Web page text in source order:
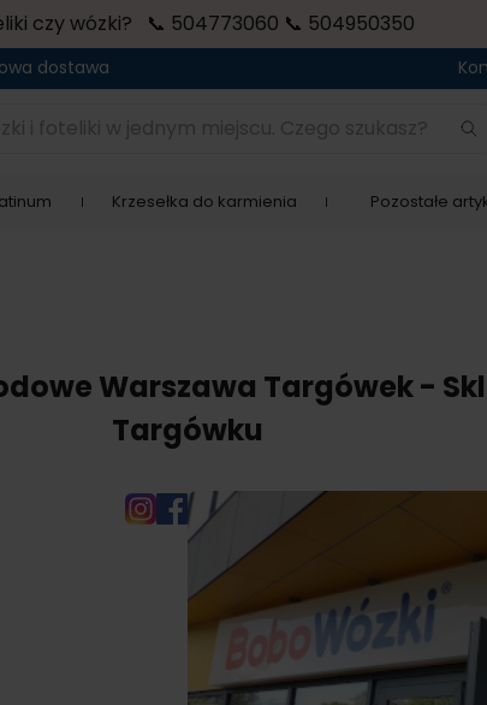
czy wózki? 📞 504773060 📞 504950350
dostawa
i foteliki w jednym miejscu. Czego szukasz?
Krzesełka do karmienia Pozostałe
Warszawa Targówek -
Targówku